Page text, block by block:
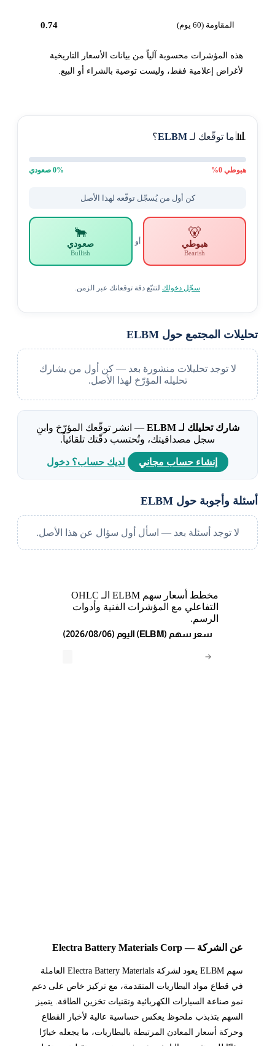
المقاومة (60 يوم) 0.74
هذه المؤشرات محسوبة آلياً من بيانات الأسعار التاريخية
لأغراض إعلامية فقط، وليست توصية بالشراء أو البيع.
📊 ما توقّعك لـELBM؟
هبوطي0
%
0% صعودي
كن أول من يُسجّل توقّعه لهذا الأصل
🐻
هبوطي
Bearish
أو
🐂
صعودي
Bullish
سجّل دخولكلتتبّع دقة توقعاتك عبر الزمن.
تحليلات المجتمع حول ELBM
لا توجد تحليلات منشورة بعد — كن أول من يشارك
تحليله المؤرّخ لهذا الأصل.
شارك تحليلك لـ ELBM
— انشر توقّعك المؤرّخ وابنِ
سجل مصداقيتك، وتُحتسب دقّتك تلقائياً.
إنشاء حساب مجاني لديك حساب؟ دخول
أسئلة وأجوبة حول ELBM
لا توجد أسئلة بعد — اسأل أول سؤال عن هذا الأصل.
مخطط أسعار سهم ELBM الـ OHLC
التفاعلي مع المؤشرات الفنية وأدوات
الرسم.
→
(2026/08/06) اليوم (ELBM) سعر سهم
عن الشركة — Electra Battery Materials Corp
سهم ELBM يعود لشركة Electra Battery Materials العاملة
في قطاع مواد البطاريات المتقدمة، مع تركيز خاص على دعم
نمو صناعة السيارات الكهربائية وتقنيات تخزين الطاقة. يتميز
السهم بتذبذب ملحوظ يعكس حساسية عالية لأخبار القطاع
وحركة أسعار المعادن المرتبطة بالبطاريات، ما يجعله خيارًا